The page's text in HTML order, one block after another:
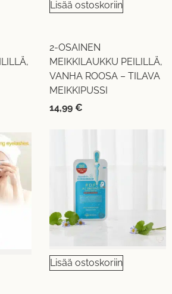
Lisää ostoskoriin
2-OSAINEN
MEIKKILAUKKU PEILILLÄ,
VANHA ROOSA – TILAVA
MEIKKIPUSSI
14,99€
Lisää ostoskoriin